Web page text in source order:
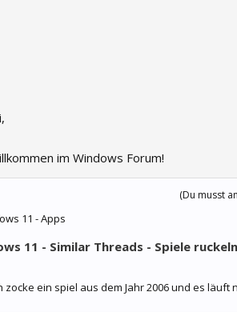
im Windows Forum!
(Du musst
11 - Apps
11 - Similar Threads - Spiele
zocke ein spiel aus dem Jahr 2006 und es